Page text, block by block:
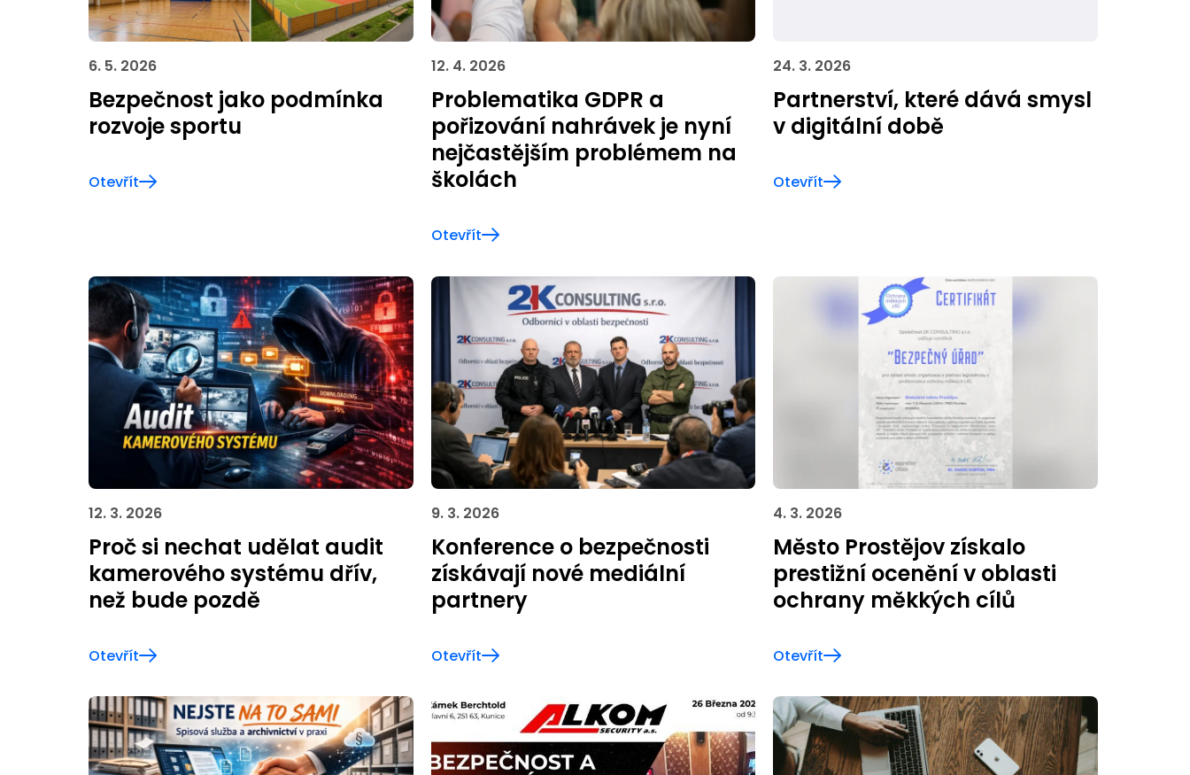
6. 5. 2026
Bezpečnost jako podmínka
rozvoje sportu
Otevřít
12. 4. 2026
Problematika GDPR a
pořizování nahrávek je nyní
nejčastějším problémem na
školách
Otevřít
24. 3. 2026
Partnerství, které dává smysl
v digitální době
Otevřít
12. 3. 2026
Proč si nechat udělat audit
kamerového systému dřív,
než bude pozdě
Otevřít
9. 3. 2026
Konference o bezpečnosti
získávají nové mediální
partnery
Otevřít
4. 3. 2026
Město Prostějov získalo
prestižní ocenění v oblasti
ochrany měkkých cílů
Otevřít